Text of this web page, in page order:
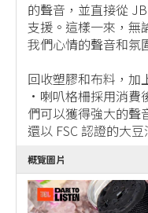
的聲音，並直接從
支援。這樣一來，無
我們心情的聲音和氛
回收塑膠和布料，加
•喇叭格柵採用消費
們可以獲得強大的聲
還以 FSC 認證的大
概覽圖片